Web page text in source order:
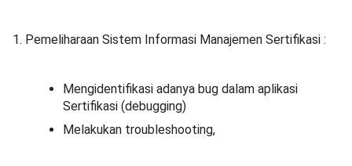
1. Pemeliharaan Sistem Informasi Manajemen Sertifikasi :
Mengidentifikasi adanya bug dalam aplikasi
Sertifikasi (debugging)
Melakukan troubleshooting,